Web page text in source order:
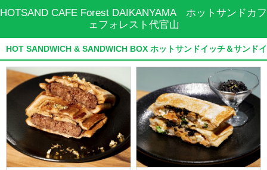
HOTSAND CAFE Forest DAIKANYAMA ホットサンドカフ
ェフォレスト代官山
HOT SANDWICH & SANDWICH BOX ホットサンドイッチ＆サンド